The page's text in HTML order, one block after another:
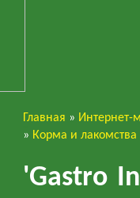
Главная » Интернет-
» Корма и лакомства
'Gastro